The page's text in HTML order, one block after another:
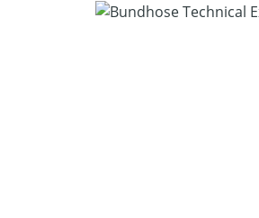
Bildergalerie überspringen